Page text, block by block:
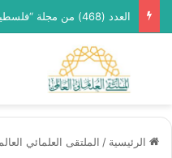
بحث عن
الرئيسية / الملتقى العلمائي